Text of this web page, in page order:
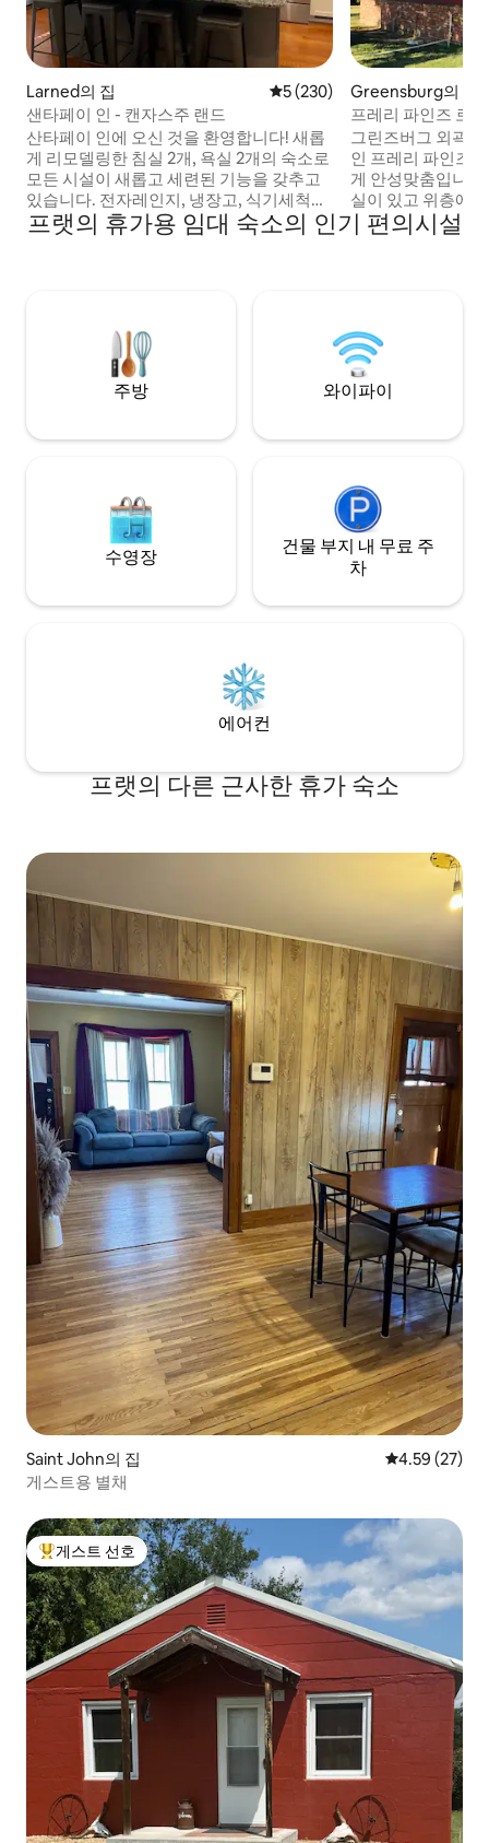
Larned의 집 평점 5점(5점 만점), 후기 230
5 (230)
샌타페이 인 - 캔자스주 랜드
산타페이 인에 오신 것을 환영합니다! 새롭
게 리모델링한 침실 2개, 욕실 2개의 숙소로
모든 시설이 새롭고 세련된 기능을 갖추고
있습니다. 전자레인지, 냉장고, 식기세척기,
커피 메이커, 토스터기가 있는 완비된 주방
이 있습니다. 세탁실에는 세탁기, 건조기,
등을 위한 넉넉한 공간이 있습니다.
Greensburg의 농
소
프레리 파인즈 로지
그린즈버그 외곽
인 프레리 파인즈
게 안성맞춤입니
실이 있고 위층에
타일의 통나무집
기를 잘 보여줍니
시설로는 완비된
이파이가 있습니다.
프랫의 휴가용 임대 숙소의 인기 편의시설
주방 와이파이
수영장
건물 부지 내 무료 주
차
에어컨
프랫의 다른 근사한 휴가 숙소
Saint John의 집 평점 4.59점(5
4.59 (27)
게스트용 별채
상위 게스트 선호
게스트 선호